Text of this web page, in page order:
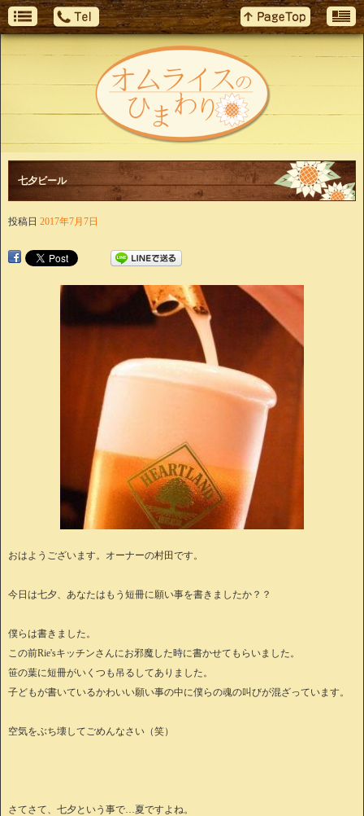
七夕ビール
投稿日 2017年7月7日
おはようございます。オーナーの村田です。
今日は七夕、あなたはもう短冊に願い事を書きましたか？？
僕らは書きました。
この前Rie'sキッチンさんにお邪魔した時に書かせてもらいました。
笹の葉に短冊がいくつも吊るしてありました。
子どもが書いているかわいい願い事の中に僕らの魂の叫びが混ざっています。
空気をぶち壊してごめんなさい（笑）
さてさて、七夕という事で…夏ですよね。